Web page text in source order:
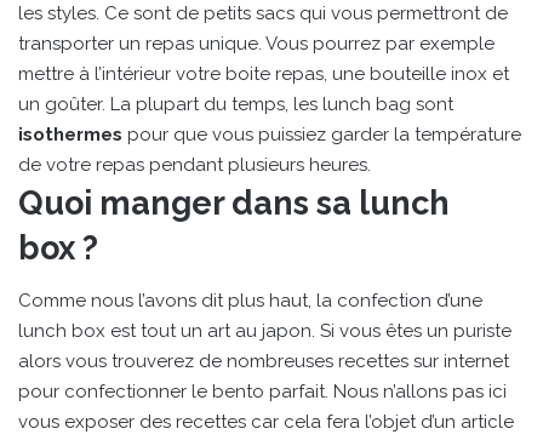
les styles. Ce sont de petits sacs qui vous permettront de
transporter un repas unique. Vous pourrez par exemple
mettre à l’intérieur votre boite repas, une bouteille inox et
un goûter. La plupart du temps, les lunch bag sont
isothermes pour que vous puissiez garder la température
de votre repas pendant plusieurs heures.
Quoi manger dans sa lunch
box ?
Comme nous l’avons dit plus haut, la confection d’une
lunch box est tout un art au japon. Si vous êtes un puriste
alors vous trouverez de nombreuses recettes sur internet
pour confectionner le bento parfait. Nous n’allons pas ici
vous exposer des recettes car cela fera l’objet d’un article